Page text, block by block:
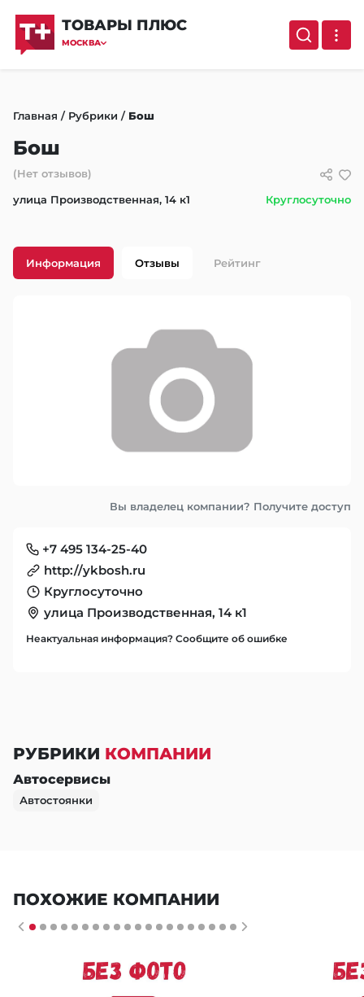
ТОВАРЫ ПЛЮС
МОСКВА
Главная / Рубрики / Бош
Бош
(Нет отзывов)
улица Производственная, 14 к1
Круглосуточно
Информация Отзывы Рейтинг
Вы владелец компании? Получите доступ
+7 495 134-25-40
http://ykbosh.ru
Круглосуточно
улица Производственная, 14 к1
Неактуальная информация? Сообщите об ошибке
РУБРИКИ КОМПАНИИ
Автосервисы
Автостоянки
ПОХОЖИЕ КОМПАНИИ